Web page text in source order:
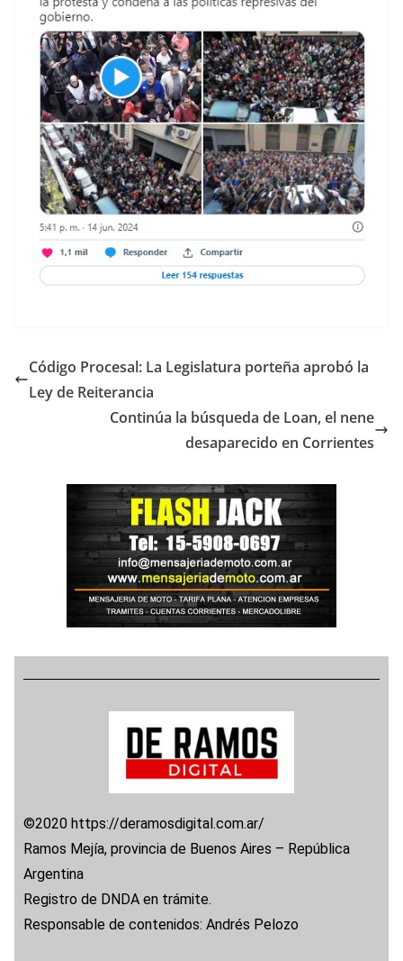
Código Procesal: La Legislatura porteña aprobó la
Ley de Reiterancia
Continúa la búsqueda de Loan, el nene
desaparecido en Corrientes
©2020 https://deramosdigital.com.ar/
Ramos Mejía, provincia de Buenos Aires – República
Argentina
Registro de DNDA en trámite.
Responsable de contenidos: Andrés Pelozo